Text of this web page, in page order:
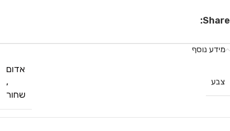
Share:
מידע נוסף
צבע
אדום
,
שחור